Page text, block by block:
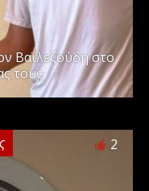
Βαϊλεζούδη στο
τους
2